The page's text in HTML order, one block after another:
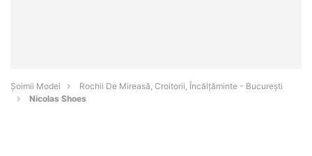
Șoimii Modei
Rochii De Mireasă, Croitorii, Încălțăminte - Bucureşti
Nicolas Shoes